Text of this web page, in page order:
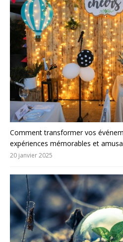
Comment transformer vos
expériences mémorables et
20 janvier 2025